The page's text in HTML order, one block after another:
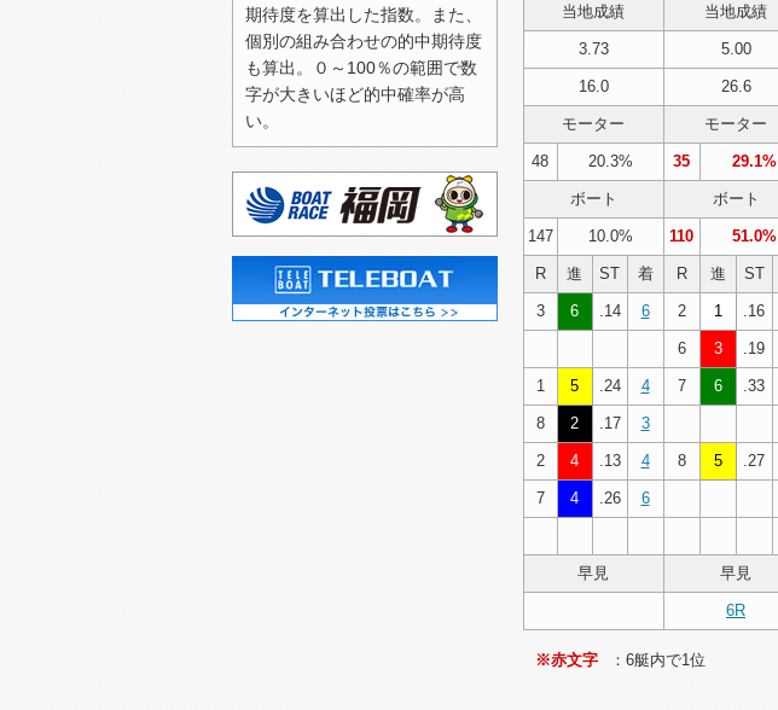
2026/07/05（日）
2026/07/04（土）
2026/07/03（金）
2026/07/01（水）
2026/06/27（土）
2026/06/26（金）
2026/06/25（木）
期待度を算出した指数。また、
個別の組み合わせの的中期待度
も算出。０～100％の範囲で数
字が大きいほど的中確率が高
い。
当地成績 当地成績
3.73 5.00
16.0 26.6
モーター モーター
48 20.3% 35 29.1%
ボート ボート
147 10.0% 110 51.0%
R 進 ST 着 R 進 ST
3 6 .14 6 2 1 .16
6 3 .19
1 5 .24 4 7 6 .33
8 2 .17 3
2 4 .13 4 8 5 .27
7 4 .26 6
早見 早見
6R
※赤文字 ：6艇内で1位